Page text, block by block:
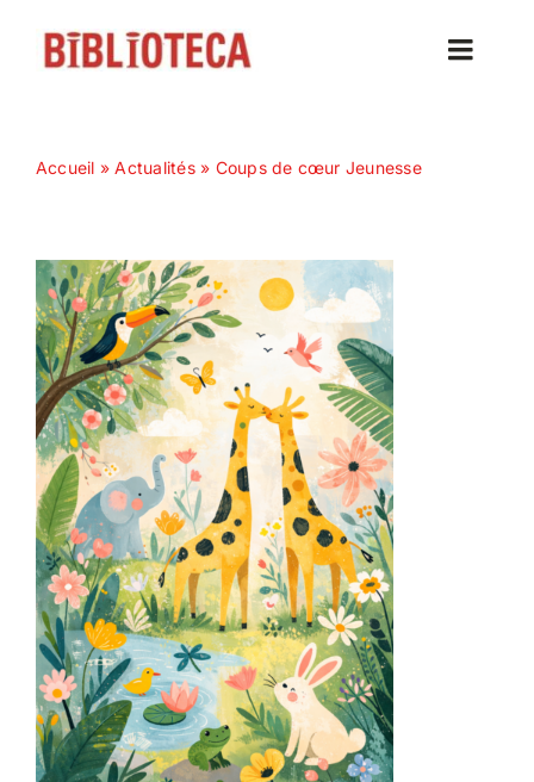
Toggle
Nos magazines
Abonnez-vous
Contact
Accueil »Actualités» Coups de cœur Jeunesse